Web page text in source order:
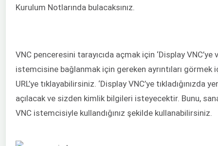
Kurulum Notlarında bulacaksınız.
VNC penceresini tarayıcıda açmak için ‘Display VNC’ye
istemcisine bağlanmak için gereken ayrıntıları görmek
URL’ye tıklayabilirsiniz. ‘Display VNC’ye tıkladığınızda
açılacak ve sizden kimlik bilgileri isteyecektir. Bunu,
VNC istemcisiyle kullandığınız şekilde kullanabilirsiniz.